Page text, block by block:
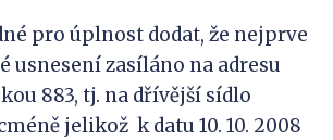
pro úplnost dodat, že nejprve
usnesení zasíláno na adresu
883, tj. na dřívější sídlo
jelikož k datu 10. 10. 2008